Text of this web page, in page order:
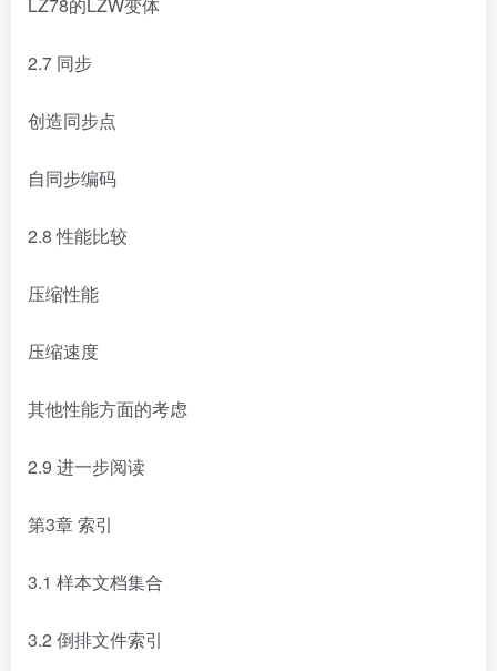
2.7 同步
创造同步点
自同步编码
2.8 性能比较
压缩性能
压缩速度
其他性能方面的考虑
2.9 进一步阅读
第3章 索引
3.1 样本文档集合
3.2 倒排文件索引